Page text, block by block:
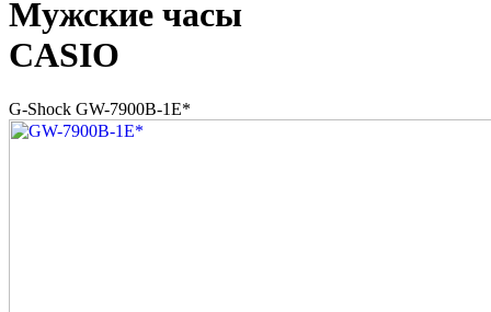
Мужские часы
CASIO
G-Shock GW-7900B-1E*